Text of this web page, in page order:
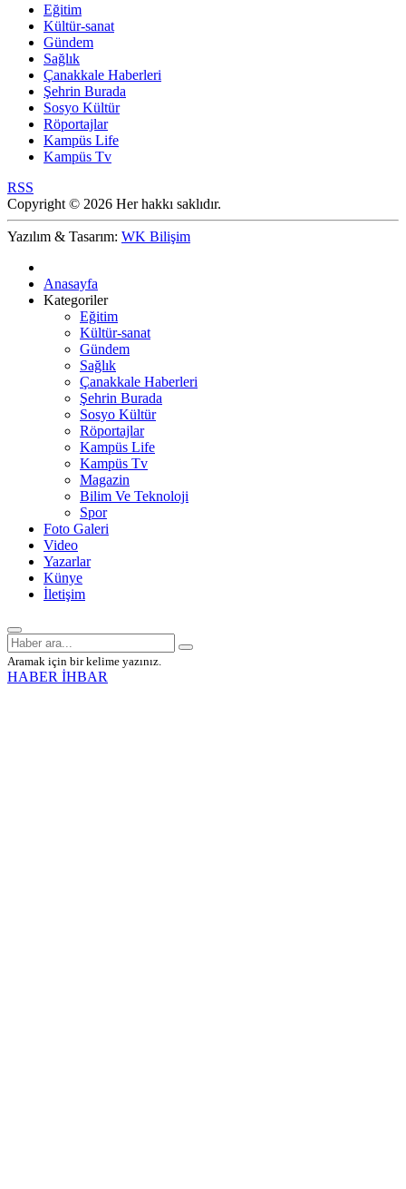
Eğitim
Kültür-sanat
Gündem
Sağlık
Çanakkale Haberleri
Şehrin Burada
Sosyo Kültür
Röportajlar
Kampüs Life
Kampüs Tv
RSS
Copyright © 2026 Her hakkı saklıdır.
Yazılım & Tasarım: WK Bilişim
Anasayfa
Kategoriler
Eğitim
Kültür-sanat
Gündem
Sağlık
Çanakkale Haberleri
Şehrin Burada
Sosyo Kültür
Röportajlar
Kampüs Life
Kampüs Tv
Magazin
Bilim Ve Teknoloji
Spor
Foto Galeri
Video
Yazarlar
Künye
İletişim
Aramak için bir kelime yazınız.
HABER İHBAR